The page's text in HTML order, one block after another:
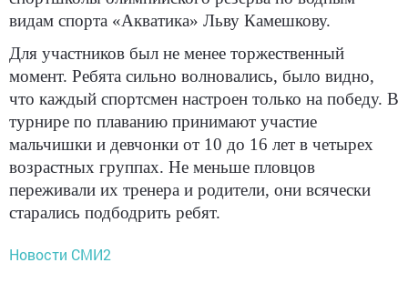
видам спорта «Акватика» Льву Камешкову.
Для участников был не менее торжественный
момент. Ребята сильно волновались, было видно,
что каждый спортсмен настроен только на победу. В
турнире по плаванию принимают участие
мальчишки и девчонки от 10 до 16 лет в четырех
возрастных группах. Не меньше пловцов
переживали их тренера и родители, они всячески
старались подбодрить ребят.
Новости СМИ2